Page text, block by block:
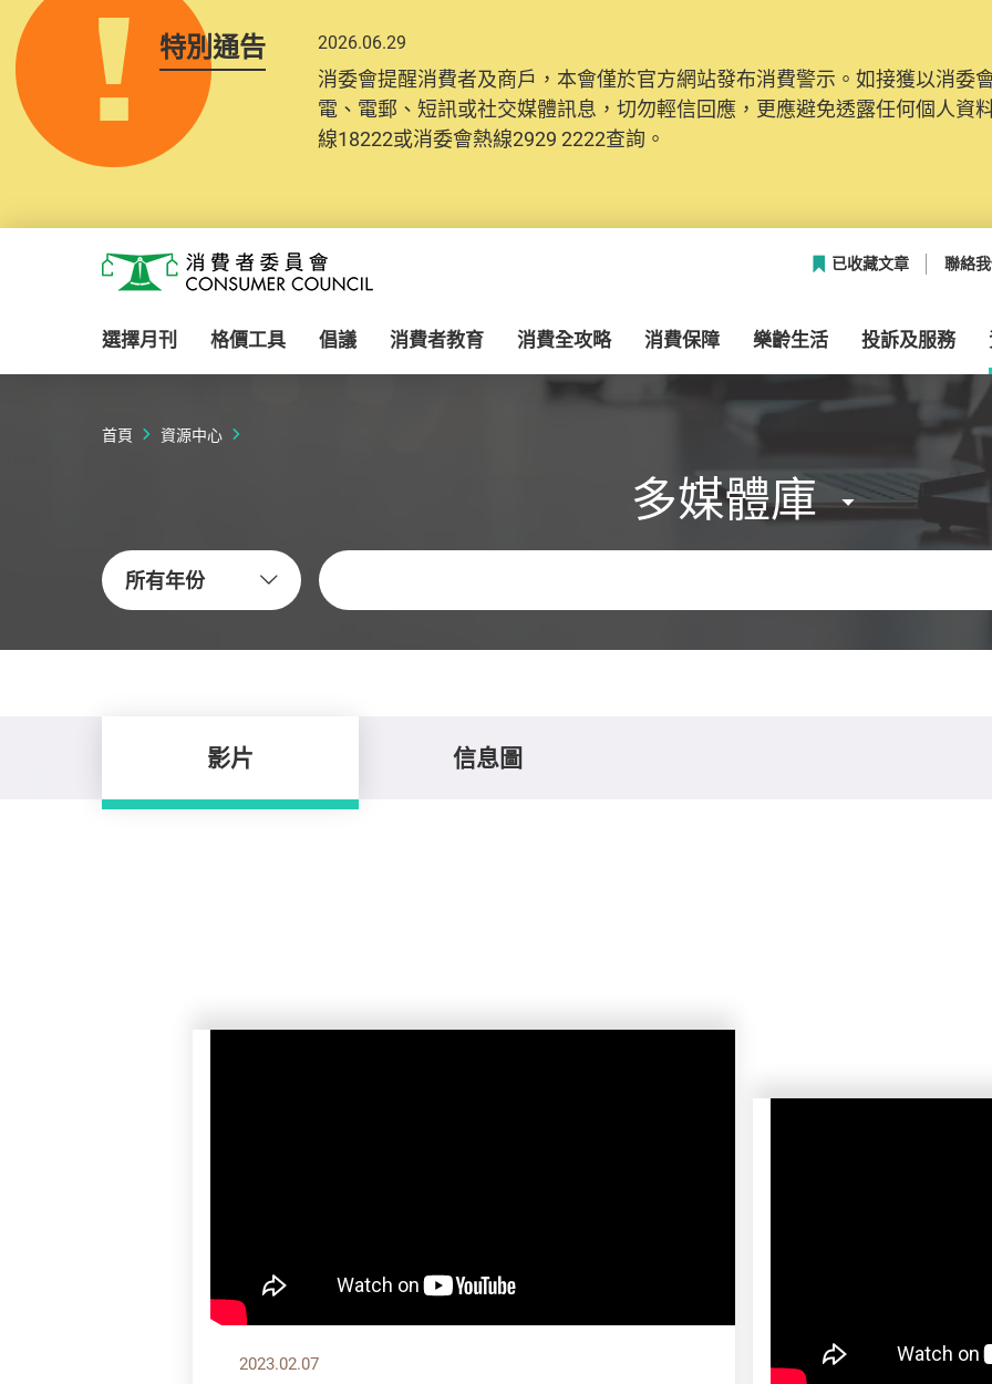
特別通告 2026.06.29
消委會提醒消費者及商戶，本會僅於官方網站發布消費警示。如接獲以消委
電、電郵、短訊或社交媒體訊息，切勿輕信回應，更應避免透露任何個人資
線18222或消委會熱線2929 2222查詢。
2025.10.31
為提升使用者體驗及網絡安全，本會的投訴處理系統已經進行升級及推出
消費者需要提供基本聯絡資料（包括姓名、電郵及電話）註冊帳戶，才可提
紀錄將清晰整合於帳戶中，方便日後作出跟進。
消費者委員會
已收藏文章 聯絡
選擇月刊 格價工具 倡議 消費者教育 消費全攻略 消費保障 樂齡生活 投訴及服務
首頁 資源中心
多媒體庫
所有年份
關鍵字
影片 信息圖
2023.02.07